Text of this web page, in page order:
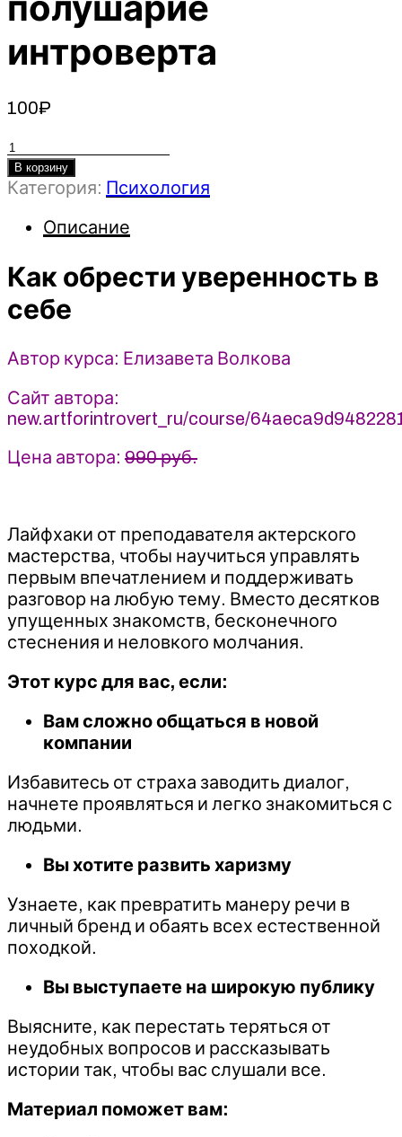
полушарие
интроверта
100₽
Количество
товара
Как
уверенность
себе
Елизавета
(2023)
полушарие
интроверта
В корзину
Категория: Психология
Описание
Как обрести уверенность в
себе
Автор курса: Елизавета Волкова
Сайт автора:
new.artforintrovert_ru/course/
Цена автора: 990 руб.
Лайфхаки от преподавателя актерского
мастерства, чтобы научиться управлять
первым впечатлением и поддерживать
разговор на любую тему. Вместо десятков
упущенных знакомств, бесконечного
стеснения и неловкого молчания.
Этот курс для вас, если:
Вам сложно общаться в новой
компании
Избавитесь от страха заводить диалог,
начнете проявляться и легко знакомиться с
людьми.
Вы хотите развить харизму
Узнаете, как превратить манеру речи в
личный бренд и обаять всех естественной
походкой.
Вы выступаете на широкую публику
Выясните, как перестать теряться от
неудобных вопросов и рассказывать
истории так, чтобы вас слушали все.
Материал поможет вам: